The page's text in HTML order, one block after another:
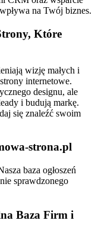
na Twój biznes.
Które
wizję małych i
internetowe.
designu, ale
i budują markę.
się znaleźć swoim
strona.pl
baza ogłoszeń
sprawdzonego
Baza Firm i